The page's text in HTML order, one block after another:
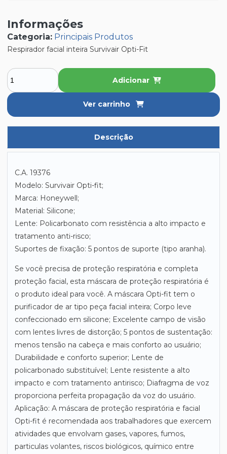
Informações
Categoria: Principais Produtos
Respirador facial inteira Survivair Opti-Fit
Adicionar
Ver carrinho
Descrição
C.A. 19376
Modelo: Survivair Opti-fit;
Marca: Honeywell;
Material: Silicone;
Lente: Policarbonato com resistência a alto impacto e
tratamento anti-risco;
Suportes de fixação: 5 pontos de suporte (tipo aranha).
Se você precisa de proteção respiratória e completa
proteção facial, esta máscara de proteção respiratória é
o produto ideal para você. A máscara Opti-fit tem o
purificador de ar tipo peça facial inteira; Corpo leve
confeccionado em silicone; Excelente campo de visão
com lentes livres de distorção; 5 pontos de sustentação:
menos tensão na cabeça e mais conforto ao usuário;
Durabilidade e conforto superior; Lente de
policarbonado substituível; Lente resistente a alto
impacto e com tratamento antirisco; Diafragma de voz
proporciona perfeita propagação da voz do usuário.
Aplicação: A máscara de proteção respiratória e facial
Opti-fit é recomendada aos trabalhadores que exercem
atividades que envolvam gases, vapores, fumos,
particulas volantes, riscos biológicos, químico entre